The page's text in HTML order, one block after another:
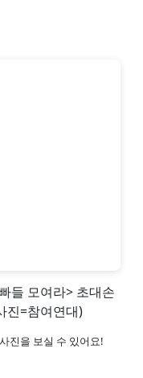
들 모여라> 초대손
진=참여연대)
진을 보실 수 있어요!